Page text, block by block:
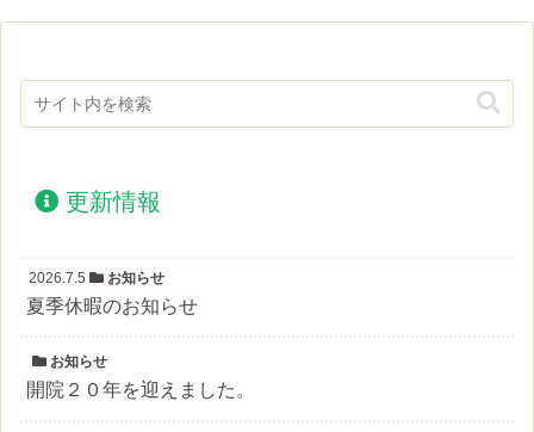
更新情報
2026.7.5 お知らせ
夏季休暇のお知らせ
お知らせ
開院２０年を迎えました。